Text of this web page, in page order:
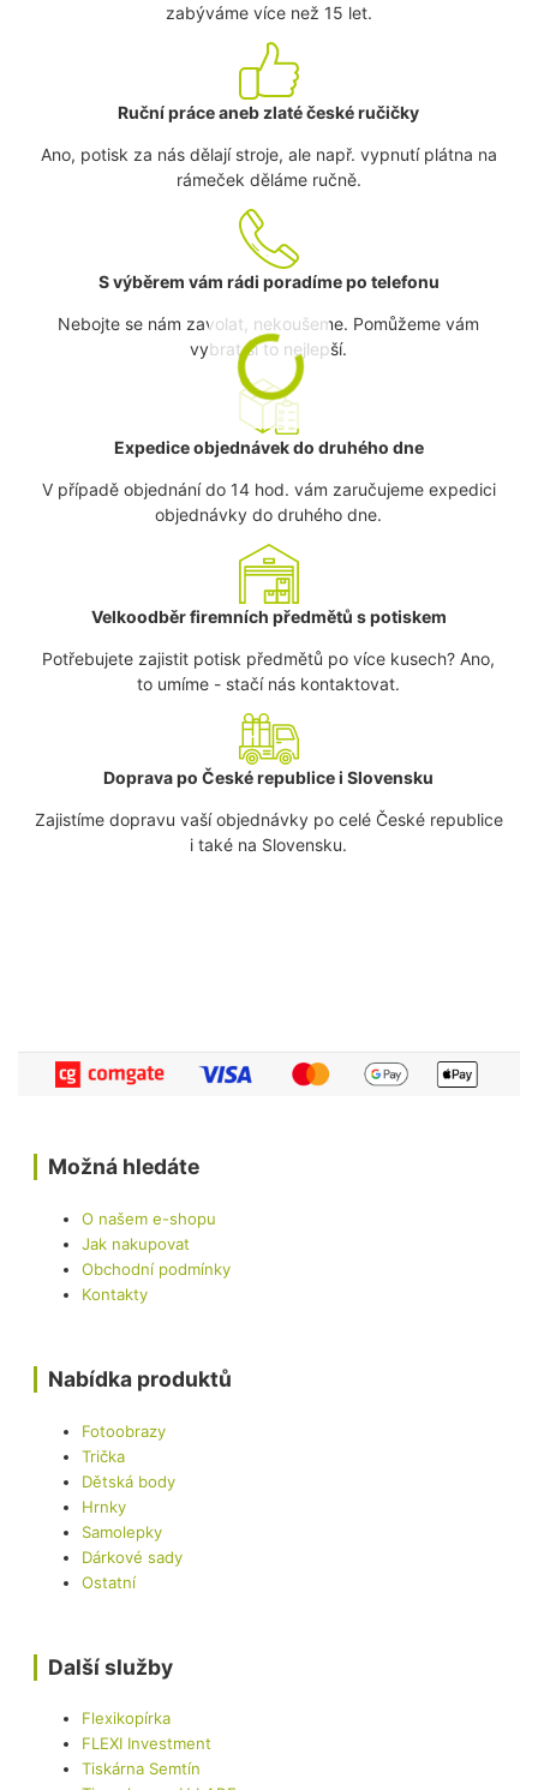
zabýváme více než 15 let.
Ruční práce aneb zlaté české ručičky
Ano, potisk za nás dělají stroje, ale např. vypnutí plátna na
rámeček děláme ručně.
S výběrem vám rádi poradíme po telefonu
Nebojte se nám zavolat, nekoušeme. Pomůžeme vám
vybrat si to nejlepší.
Expedice objednávek do druhého dne
V případě objednání do 14 hod. vám zaručujeme expedici
objednávky do druhého dne.
Velkoodběr firemních předmětů s potiskem
Potřebujete zajistit potisk předmětů po více kusech? Ano,
to umíme - stačí nás kontaktovat.
Doprava po České republice i Slovensku
Zajistíme dopravu vaší objednávky po celé České republice
i také na Slovensku.
Možná hledáte
O našem e-shopu
Jak nakupovat
Obchodní podmínky
Kontakty
Nabídka produktů
Fotoobrazy
Trička
Dětská body
Hrnky
Samolepky
Dárkové sady
Ostatní
Další služby
Flexikopírka
FLEXI Investment
Tiskárna Semtín